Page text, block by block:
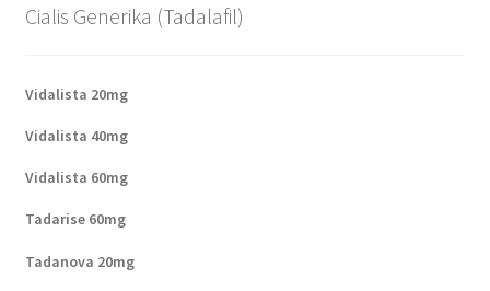
Cialis Generika (Tadalafil)
Vidalista 20mg
Vidalista 40mg
Vidalista 60mg
Tadarise 60mg
Tadanova 20mg